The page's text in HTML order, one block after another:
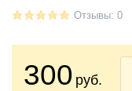
Отзывы: 0
300 руб.